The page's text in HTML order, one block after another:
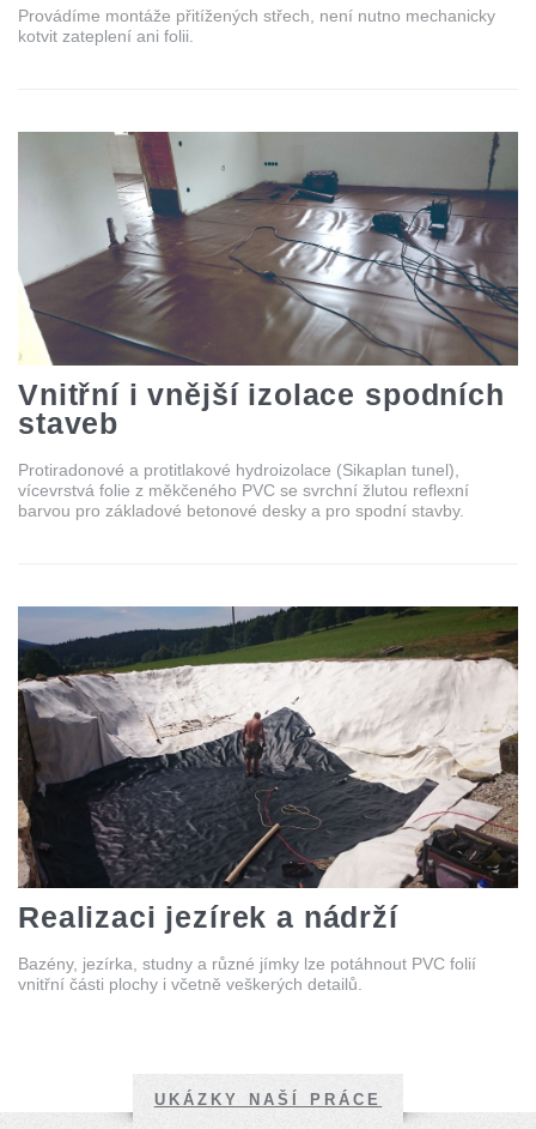
Provádíme montáže přitížených střech, není nutno mechanicky
kotvit zateplení ani folii.
Vnitřní i vnější izolace spodních
staveb
Protiradonové a protitlakové hydroizolace (Sikaplan tunel),
vícevrstvá folie z měkčeného PVC se svrchní žlutou reflexní
barvou pro základové betonové desky a pro spodní stavby.
Realizaci jezírek a nádrží
Bazény, jezírka, studny a různé jímky lze potáhnout PVC folií
vnitřní části plochy i včetně veškerých detailů.
UKÁZKY NAŠÍ PRÁCE